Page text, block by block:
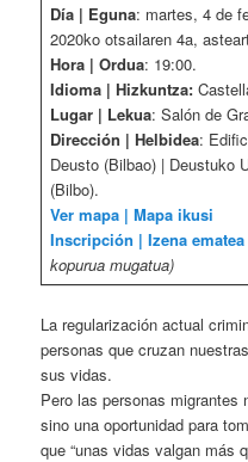
Día | Eguna: martes, 4 de
2020ko otsailaren 4a,
Hora | Ordua: 19:00.
Idioma | Hizkuntza:
Lugar | Lekua: Salón de
Dirección | Helbidea:
Deusto (Bilbao) | Deustuko
(Bilbo).
Ver mapa | Mapa ikusi
Inscripción | Izena ematea
kopurua mugatua)
La regularización actual
personas que cruzan
sus vidas.
Pero las personas migrantes
sino una oportunidad para
que “unas vidas valgan más